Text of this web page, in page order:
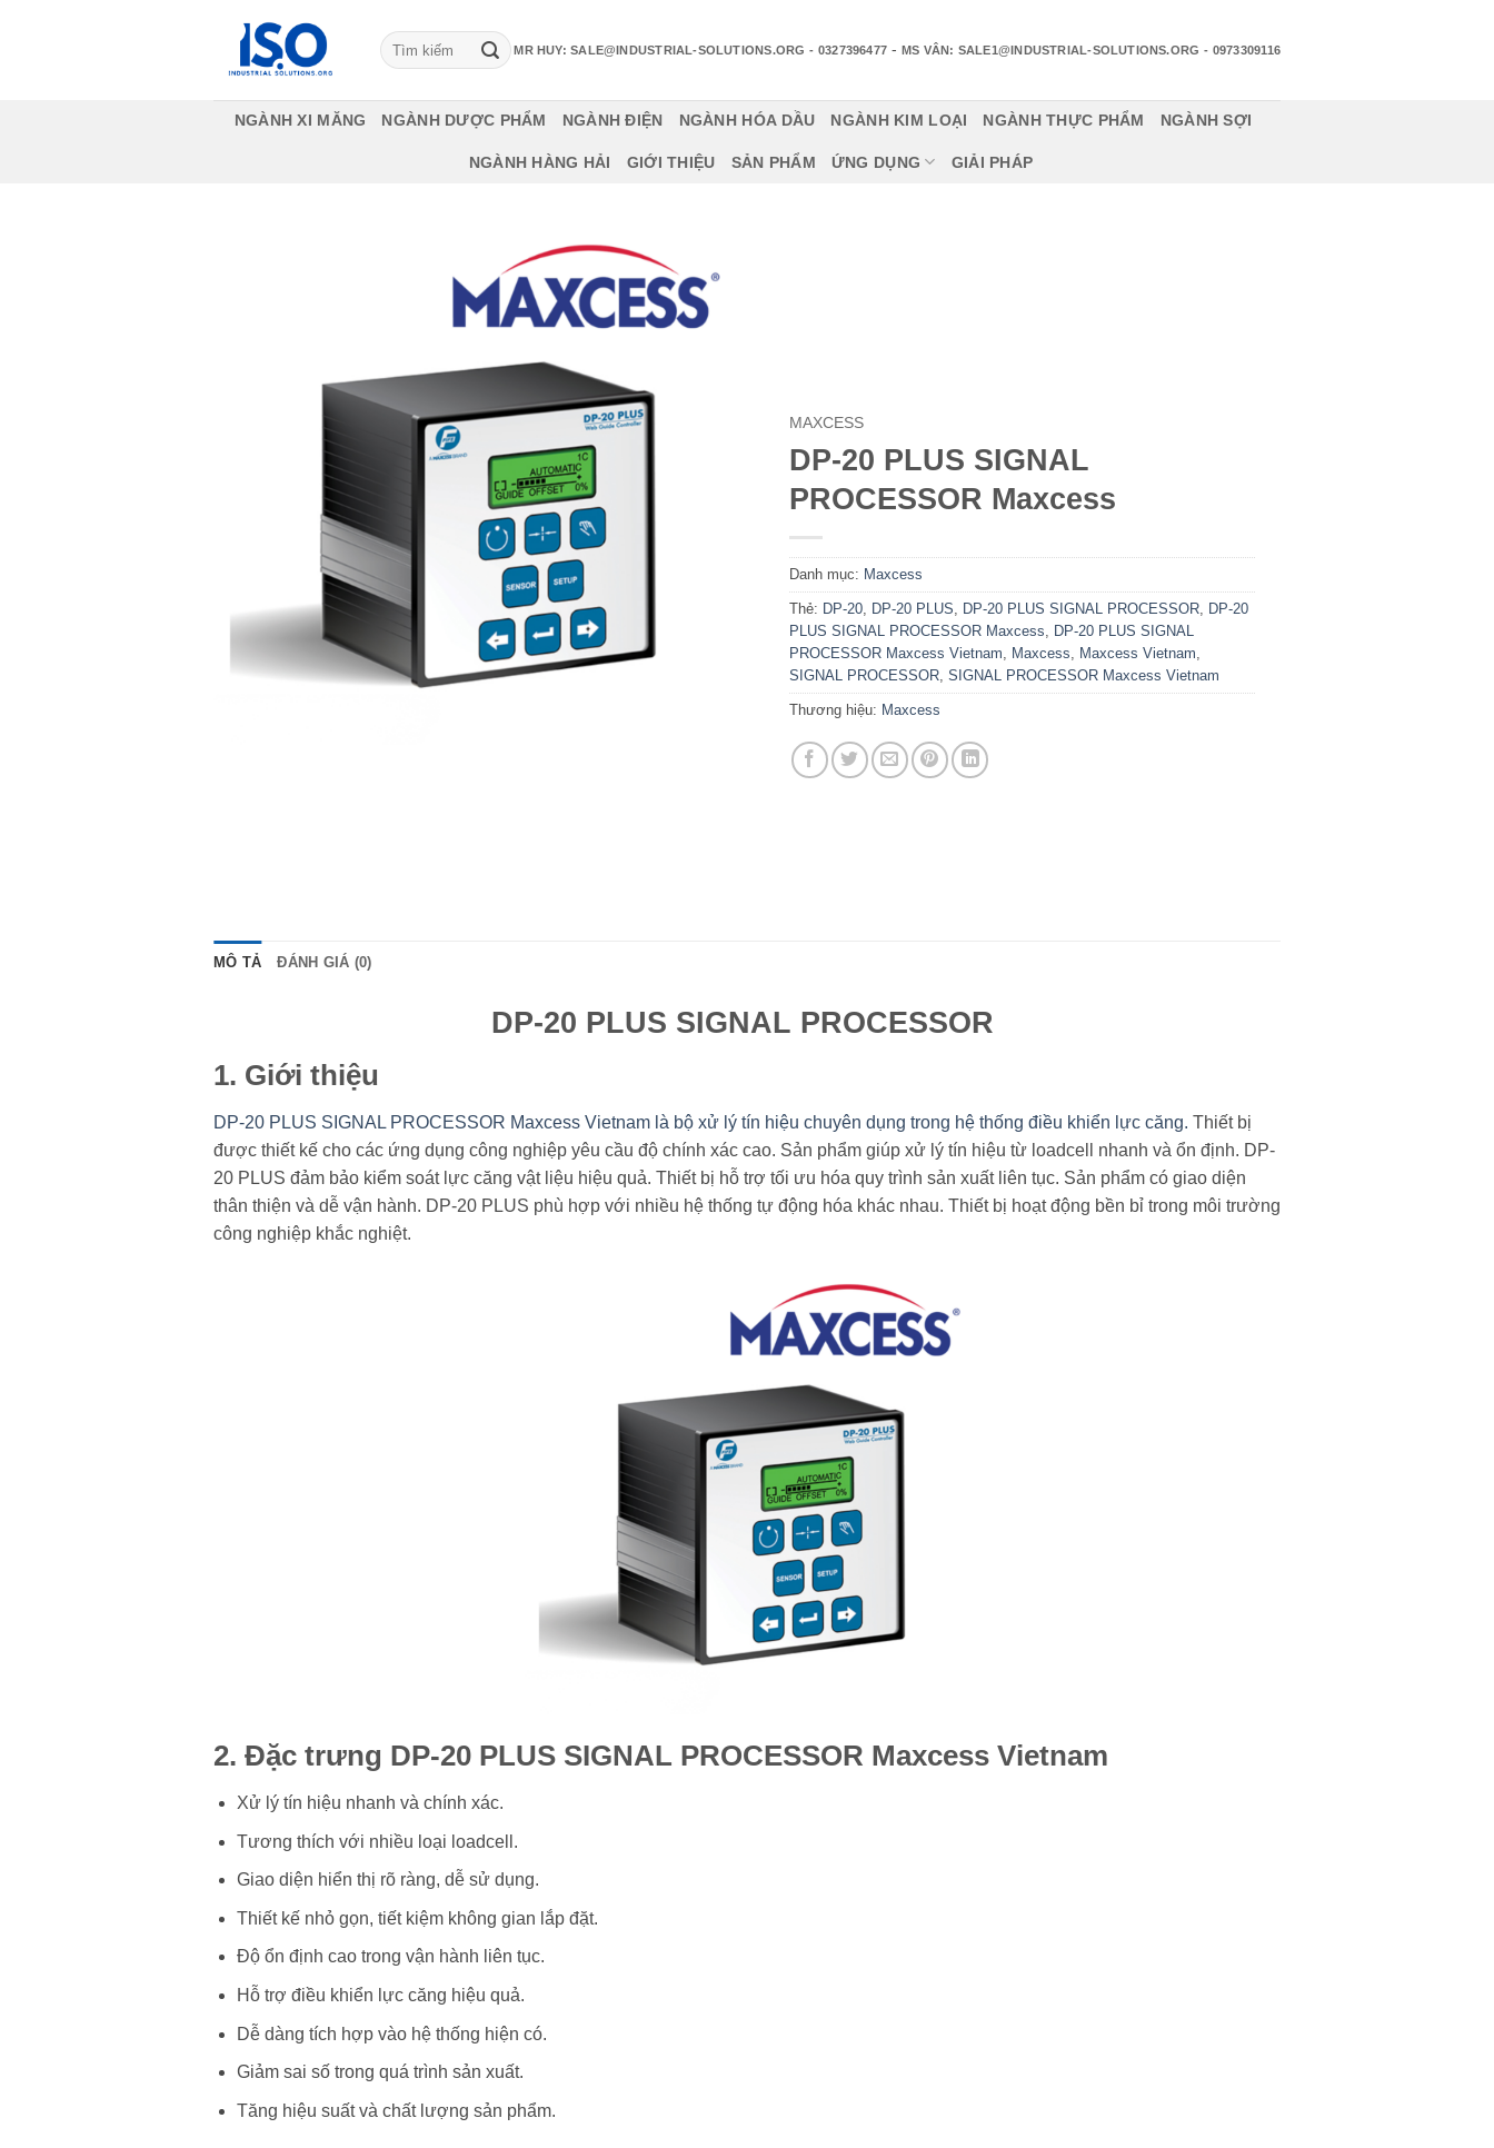
Tìm
kiếm:
MR HUY: SALE@INDUSTRIAL-SOLUTIONS.ORG - 0327396477 -MS VÂN: SALE1@INDUSTRIAL-SOLUTIONS.ORG - 0973309116
NGÀNH XI MĂNG NGÀNH DƯỢC PHẨM NGÀNH ĐIỆN NGÀNH HÓA DẦU NGÀNH KIM LOẠI NGÀNH THỰC PHẨM NGÀNH SỢI
NGÀNH HÀNG HẢI GIỚI THIỆU SẢN PHẨM ỨNG DỤNG GIẢI PHÁP
MAXCESS
DP-20 PLUS SIGNAL
PROCESSOR Maxcess
Danh mục: Maxcess
Thẻ: DP-20 DP-20 PLUS DP-20 PLUS SIGNAL PROCESSOR
DP-20
PLUS SIGNAL PROCESSOR Maxcess
DP-20 PLUS SIGNAL
PROCESSOR Maxcess Vietnam
Maxcess Maxcess Vietnam
SIGNAL PROCESSOR ,SIGNAL PROCESSOR Maxcess Vietnam
Thương hiệu: Maxcess
MÔ TẢ ĐÁNH GIÁ (0)
DP-20 PLUS SIGNAL PROCESSOR
1. Giới thiệu
DP-20 PLUS SIGNAL PROCESSOR Maxcess Vietnam là bộ xử lý tín hiệu chuyên dụng trong hệ thống điều khiển lực căng. Thiết bị
được thiết kế cho các ứng dụng công nghiệp yêu cầu độ chính xác cao. Sản phẩm giúp xử lý tín hiệu từ loadcell nhanh và ổn định. DP-
20 PLUS đảm bảo kiểm soát lực căng vật liệu hiệu quả. Thiết bị hỗ trợ tối ưu hóa quy trình sản xuất liên tục. Sản phẩm có giao diện
thân thiện và dễ vận hành. DP-20 PLUS phù hợp với nhiều hệ thống tự động hóa khác nhau. Thiết bị hoạt động bền bỉ trong môi trường
công nghiệp khắc nghiệt.
2. Đặc trưng DP-20 PLUS SIGNAL PROCESSOR Maxcess Vietnam
Xử lý tín hiệu nhanh và chính xác.
Tương thích với nhiều loại loadcell.
Giao diện hiển thị rõ ràng, dễ sử dụng.
Thiết kế nhỏ gọn, tiết kiệm không gian lắp đặt.
Độ ổn định cao trong vận hành liên tục.
Hỗ trợ điều khiển lực căng hiệu quả.
Dễ dàng tích hợp vào hệ thống hiện có.
Giảm sai số trong quá trình sản xuất.
Tăng hiệu suất và chất lượng sản phẩm.